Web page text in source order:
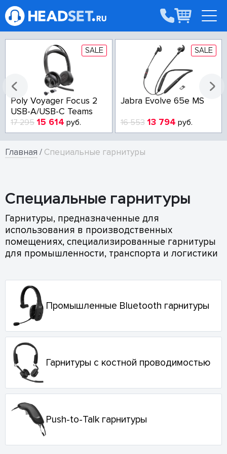
SALE
Poly Voyager Focus 2
USB-A/USB-C Teams
17 295 15 614 руб.
SALE
Jabra Evolve 65e MS
16 553 13 794 руб.
Главная / Специальные гарнитуры
Специальные гарнитуры
Гарнитуры, предназначенные для
использования в производственных
помещениях, специализированные гарнитуры
для промышленности, транспорта и логистики
Промышленные Bluetooth гарнитуры
Гарнитуры с костной проводимостью
Push-to-Talk гарнитуры